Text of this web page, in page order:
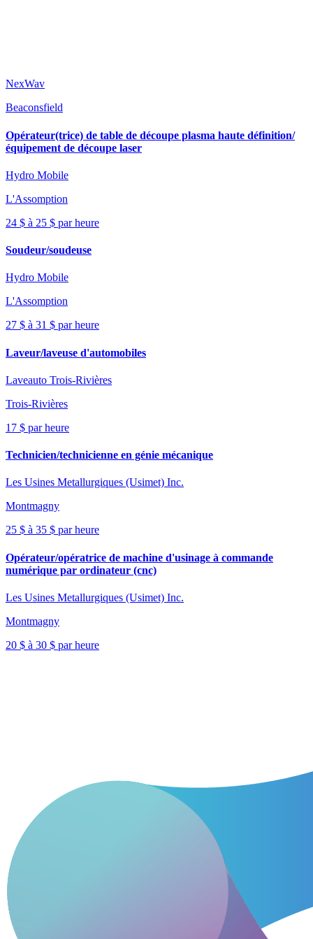
NexWav
Beaconsfield
Opérateur(trice) de table de découpe plasma haute définition/
équipement de découpe laser
Hydro Mobile
L'Assomption
24 $ à 25 $ par heure
Soudeur/soudeuse
Hydro Mobile
L'Assomption
27 $ à 31 $ par heure
Laveur/laveuse d'automobiles
Laveauto Trois-Rivières
Trois-Rivières
17 $ par heure
Technicien/technicienne en génie mécanique
Les Usines Metallurgiques (Usimet) Inc.
Montmagny
25 $ à 35 $ par heure
Opérateur/opératrice de machine d'usinage à commande
numérique par ordinateur (cnc)
Les Usines Metallurgiques (Usimet) Inc.
Montmagny
20 $ à 30 $ par heure